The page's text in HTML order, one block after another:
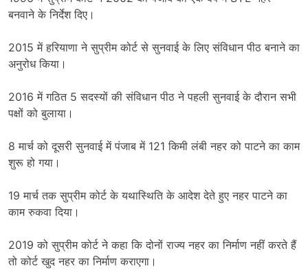
बनवाने के निर्देश दिए।
2015 में हरियाणा ने सुप्रीम कोर्ट से सुनवाई के लिए संविधान पीठ बनाने का
अनुरोध किया।
2016 में गठित 5 सदस्यों की संविधान पीठ ने पहली सुनवाई के दौरान सभी
पक्षों को बुलाया।
8 मार्च को दूसरी सुनवाई में पंजाब में 121 किमी लंबी नहर को पाटने का काम
शुरू हो गया।
19 मार्च तक सुप्रीम कोर्ट के यथास्थिति के आदेश देते हुए नहर पाटने का
काम रुकवा दिया।
2019 को सुप्रीम कोर्ट ने कहा कि दोनों राज्य नहर का निर्माण नहीं करते हैं
तो कोर्ट खुद नहर का निर्माण कराएगा।